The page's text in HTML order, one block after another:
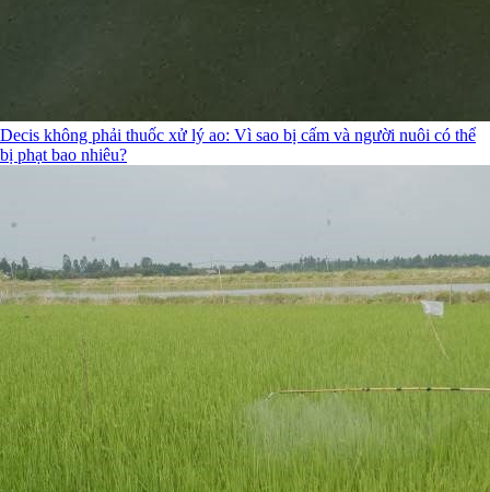
Decis không phải thuốc xử lý ao: Vì sao bị cấm và người nuôi có thể
bị phạt bao nhiêu?